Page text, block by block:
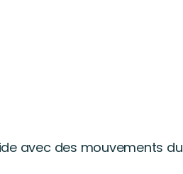
avec des mouvements du